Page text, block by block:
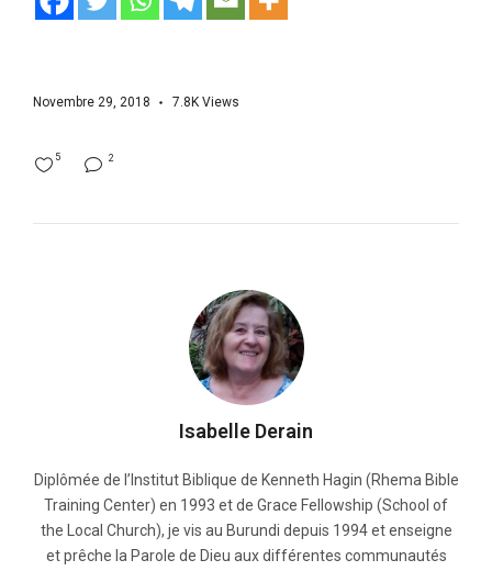
Novembre 29, 2018 7.8K Views
2
5
Isabelle Derain
Diplômée de l’Institut Biblique de Kenneth Hagin (Rhema Bible
Training Center) en 1993 et de Grace Fellowship (School of
the Local Church), je vis au Burundi depuis 1994 et enseigne
et prêche la Parole de Dieu aux différentes communautés